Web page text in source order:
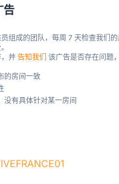
告
组成的团队，每周 7 天检查我们
并 告知我们 该广告是否存在问题
的房间一致
没有具体针对某一房间